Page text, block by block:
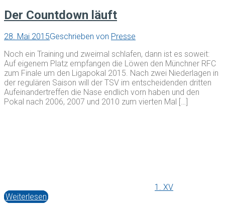
Der Countdown läuft
28. Mai 2015Geschrieben von Presse
Noch ein Training und zweimal schlafen, dann ist es soweit:
Auf eigenem Platz empfangen die Löwen den Münchner RFC
zum Finale um den Ligapokal 2015. Nach zwei Niederlagen in
der regulären Saison will der TSV im entscheidenden dritten
Aufeinandertreffen die Nase endlich vorn haben und den
Pokal nach 2006, 2007 und 2010 zum vierten Mal […]
1. XV
Weiterlesen